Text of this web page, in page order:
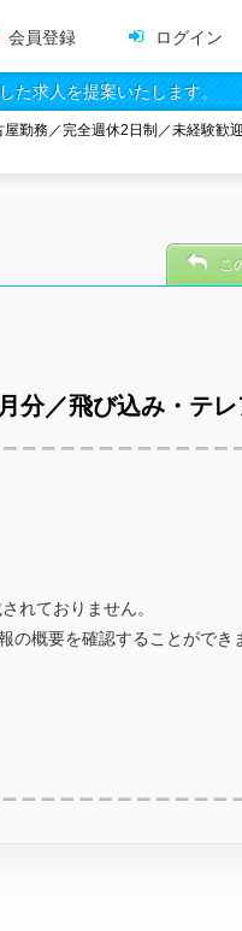
会員登録 ログイン
た求人を提案いたします。
勤務／完全週休2日制／未経験歓
分／飛び込み・テ
こ
れておりません。
概要を確認することができ